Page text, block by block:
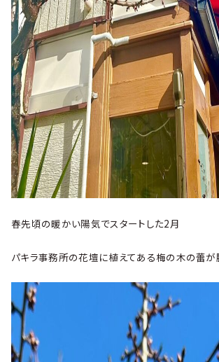
春先頃の暖かい陽気でスタートした2月
パキラ事務所の花壇に植えてある梅の木の蕾が